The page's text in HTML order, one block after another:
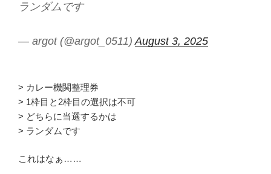
ランダムです
— argot (@argot_0511)August 3, 2025
> カレー機関整理券
> 1枠目と2枠目の選択は不可
> どちらに当選するかは
> ランダムです
これはなぁ……